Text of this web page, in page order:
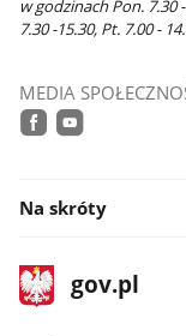
w godzinach Pon. 7.30
7.30 -15.30, Pt. 7.00 -
MEDIA
Na skróty
stopka
gov.plStrona
gov.pl